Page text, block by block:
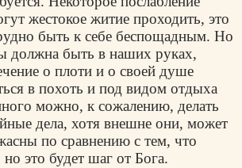
жестокое житие проходить, это
быть к себе беспощадным. Но
должна быть в наших руках,
о плоти и о своей душе
в похоть и под видом отдыха
можно, к сожалению, делать
дела, хотя внешне они, может
по сравнению с тем, что
но это будет шаг от Бога.